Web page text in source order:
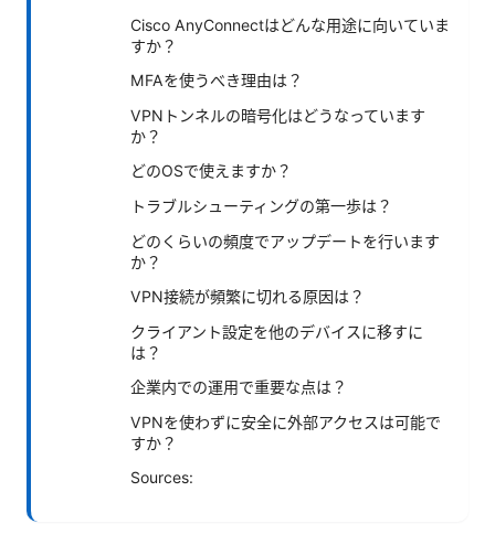
Cisco AnyConnectはどんな用途に向いていま
すか？
MFAを使うべき理由は？
VPNトンネルの暗号化はどうなっています
か？
どのOSで使えますか？
トラブルシューティングの第一歩は？
どのくらいの頻度でアップデートを行います
か？
VPN接続が頻繁に切れる原因は？
クライアント設定を他のデバイスに移すに
は？
企業内での運用で重要な点は？
VPNを使わずに安全に外部アクセスは可能で
すか？
Sources: